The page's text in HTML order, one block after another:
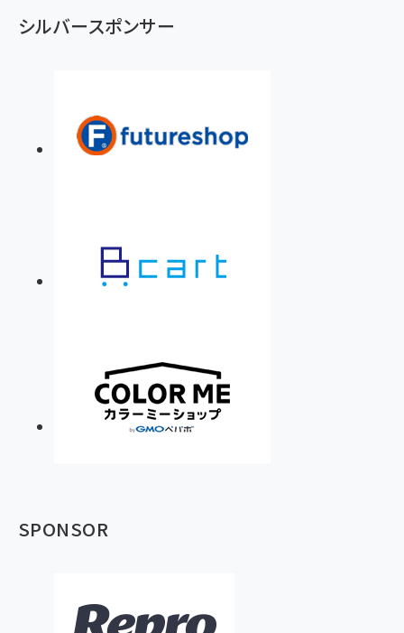
シルバースポンサー
SPONSOR